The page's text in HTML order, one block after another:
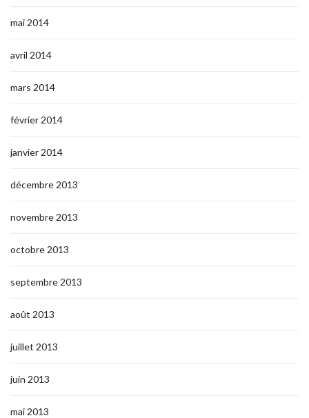
mai 2014
avril 2014
mars 2014
février 2014
janvier 2014
décembre 2013
novembre 2013
octobre 2013
septembre 2013
août 2013
juillet 2013
juin 2013
mai 2013